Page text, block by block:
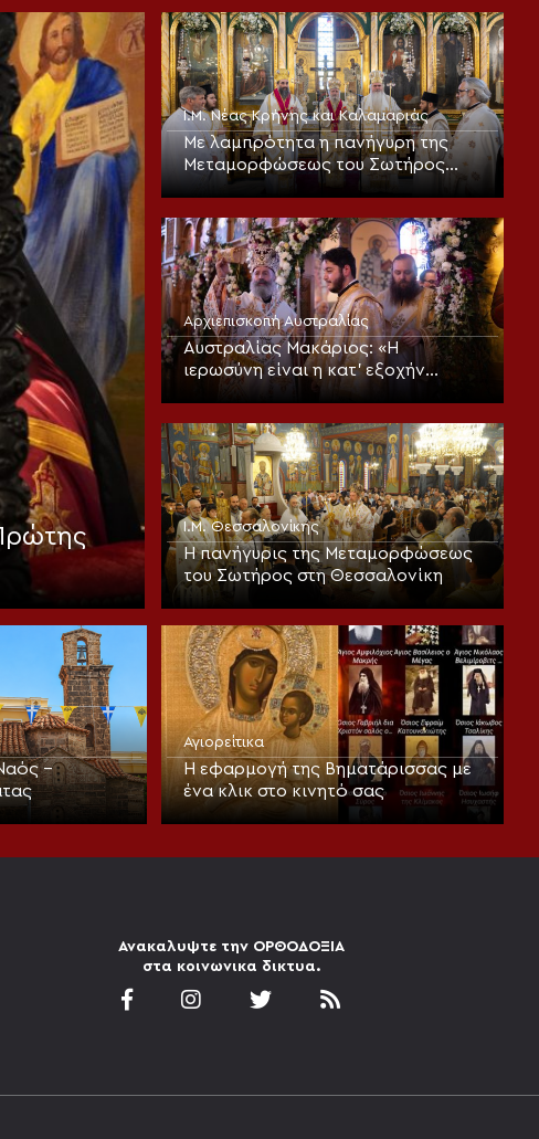
Ι.Μ. Νέας Κρήνης και Καλαμαριάς
Με λαμπρότητα η πανήγυρη της
Μεταμορφώσεως του Σωτήρος
στην Καλαμαριά (ΦΩΤΟ)
Αρχιεπισκοπή Αυστραλίας
Αυστραλίας Μακάριος: «Η
ιερωσύνη είναι η κατ’ εξοχήν
μεταμορφωτική δύναμη μέσα σε
πνευματικά»
Ι.Μ. Θεσσαλονίκης
Η πανήγυρις της Μεταμορφώσεως
του Σωτήρος στη Θεσσαλονίκη
–
Αγιορείτικα
Η εφαρμογή της Βηματάρισσας με
ένα κλικ στο κινητό σας
Ανακαλυψτε την ΟΡΘΟΔΟΞΙΑ
στα κοινωνικα δικτυα.